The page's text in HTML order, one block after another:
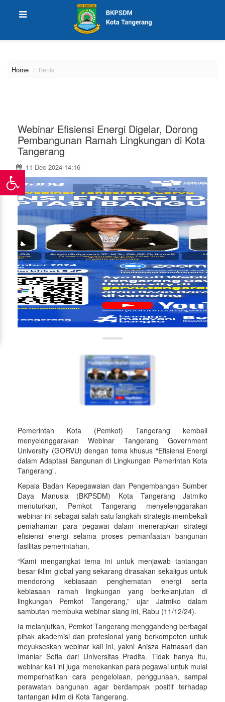
Home Berita
Webinar Efisiensi Energi Digelar, Dorong
Pembangunan Ramah Lingkungan di Kota
Tangerang
11 Dec 2024 14:16
Pemerintah Kota (Pemkot) Tangerang kembali
menyelenggarakan Webinar Tangerang Government
University (GORVU) dengan tema khusus “Efisiensi Energi
dalam Adaptasi Bangunan di Lingkungan Pemerintah Kota
Tangerang”.
Kepala Badan Kepegawaian dan Pengembangan Sumber
Daya Manusia (BKPSDM) Kota Tangerang Jatmiko
menuturkan, Pemkot Tangerang menyelenggarakan
webinar ini sebagai salah satu langkah strategis membekali
pemahaman para pegawai dalam menerapkan strategi
efisiensi energi selama proses pemanfaatan bangunan
fasilitas pemerintahan.
“Kami mengangkat tema ini untuk menjawab tantangan
besar iklim global yang sekarang dirasakan sekaligus untuk
mendorong kebiasaan penghematan energi serta
kebiasaan ramah lingkungan yang berkelanjutan di
lingkungan Pemkot Tangerang,” ujar Jatmiko dalam
sambutan membuka webinar siang ini, Rabu (11/12/24).
Ia melanjutkan, Pemkot Tangerang menggandeng berbagai
pihak akademisi dan profesional yang berkompeten untuk
meyukseskan webinar kali ini, yakni Anisza Ratnasari dan
Imaniar Sofia dari Universitas Pradita. Tidak hanya itu,
webinar kali ini juga menekankan para pegawai untuk mulai
memperhatikan cara pengelolaan, penggunaan, sampai
perawatan bangunan agar berdampak positif terhadap
tantangan iklim di Kota Tangerang.